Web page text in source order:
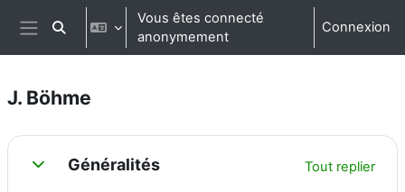
Passer au contenu principal
Panneau latéral
Activer/désactiver la saisie de recherche
Vous êtes connecté
anonymement
Connexion
J. Böhme
Résumé de section
ReplierGénéralités Tout replier